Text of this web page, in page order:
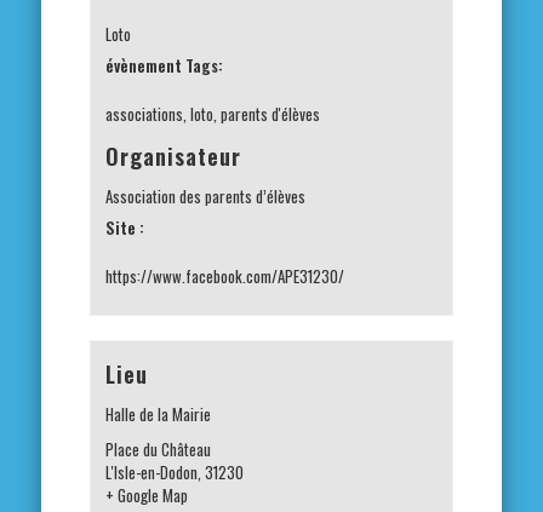
Loto
évènement Tags:
associations loto parents d'élèves
Organisateur
Association des parents d’élèves
Site :
https://www.facebook.com/APE31230/
Lieu
Halle de la Mairie
Place du Château
L'Isle-en-Dodon 31230
+ Google Map